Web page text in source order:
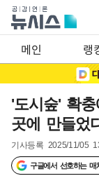
메인 랭
'도시숲' 확
곳에 만들었
기사등록 2025/11/05
구글에서 선호하는 매